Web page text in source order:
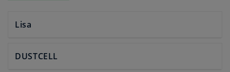
Lisa
DUSTCELL